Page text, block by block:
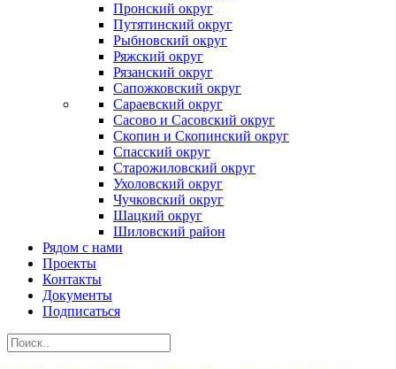
Пронский округ
Путятинский округ
Рыбновский округ
Ряжский округ
Рязанский округ
Сапожковский округ
Сараевский округ
Сасово и Сасовский округ
Скопин и Скопинский округ
Спасский округ
Старожиловский округ
Ухоловский округ
Чучковский округ
Шацкий округ
Шиловский район
Рядом с нами
Проекты
Контакты
Документы
Подписаться